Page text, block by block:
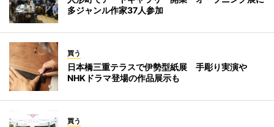
多ジャンル作家37人参加
買う
日本橋三重テラスで伊勢型紙展 手彫り実演や
NHKドラマ登場の作品展示も
買う